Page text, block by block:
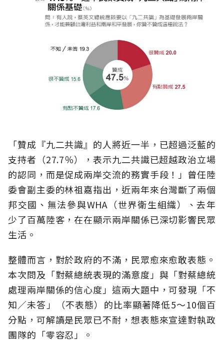
「贊成『九二共識』的人將近一半，已超過泛藍的
支持者（27.7％），表示九二共識已超越政治立場
的認同，而是促成兩岸交流的務實手段！」曾任陸
委會副主委的林祖嘉指出，近兩年來台灣斷了兩個
邦交國、無法參與WHA（世界衛生組織）、去年
少了百萬陸客，在在顯示兩岸關係已深切影響民眾
生活。
整體而言，對於政府的不滿，民眾愈來愈敢表態。
本次問及「對蔡總統表現的滿意度」與「對蔡總統
處理兩岸關係的信心度」這兩大題中，可發現「不
知／未答」（不表態）的比率顯著降低5～10個百
分點，可解讀是民眾已不耐，想表態來宣達對執政
團隊的「零容忍」。